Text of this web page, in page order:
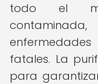
todo el
fatales. La
para